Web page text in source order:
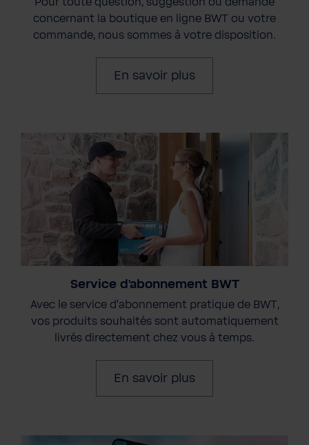
concernant la boutique en ligne BWT ou votre
commande, nous sommes à votre disposition.
En savoir plus
Service d'abonnement BWT
Avec le service d'abonnement pratique de BWT,
vos produits souhaités sont automatiquement
livrés directement chez vous à temps.
En savoir plus